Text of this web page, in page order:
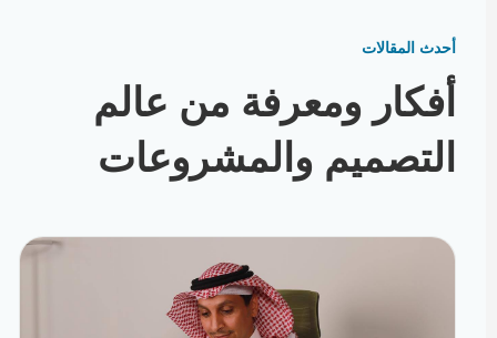
أحدث المقالات
أفكار ومعرفة من عالم
التصميم والمشروعات